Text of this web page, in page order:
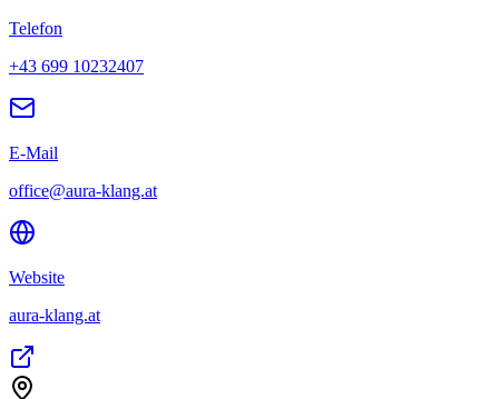
Telefon
+43 699 10232407
E-Mail
office@aura-klang.at
Website
aura-klang.at